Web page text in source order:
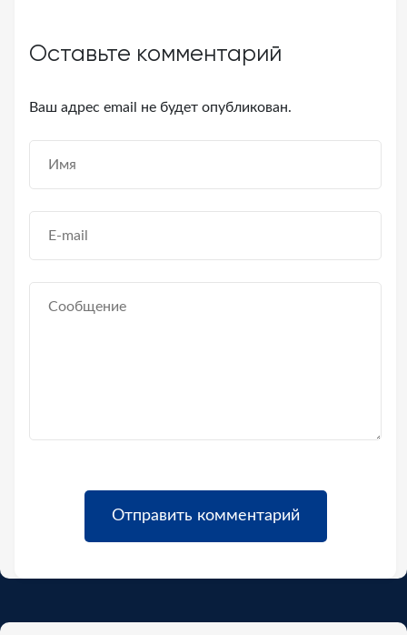
Оставьте комментарий
Ваш адрес email не будет опубликован.